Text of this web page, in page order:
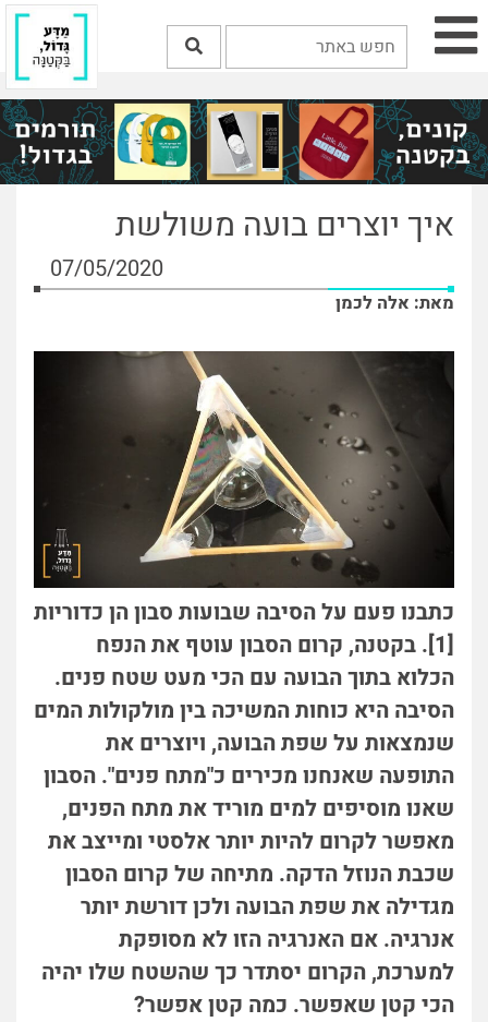
איך יוצרים בועה משולשת
07/05/2020
מאת: אלה לכמן
כתבנו פעם על הסיבה שבועות סבון הן כדוריות
[1]. בקטנה, קרום הסבון עוטף את הנפח
הכלוא בתוך הבועה עם הכי מעט שטח פנים.
הסיבה היא כוחות המשיכה בין מולקולות המים
שנמצאות על שפת הבועה, ויוצרים את
התופעה שאנחנו מכירים כ"מתח פנים". הסבון
שאנו מוסיפים למים מוריד את מתח הפנים,
מאפשר לקרום להיות יותר אלסטי ומייצב את
שכבת הנוזל הדקה. מתיחה של קרום הסבון
מגדילה את שפת הבועה ולכן דורשת יותר
אנרגיה. אם האנרגיה הזו לא מסופקת
למערכת, הקרום יסתדר כך שהשטח שלו יהיה
הכי קטן שאפשר. כמה קטן אפשר?